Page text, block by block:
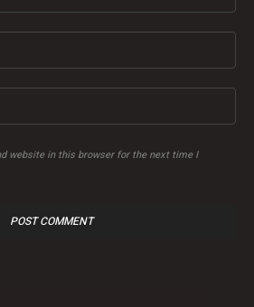
website in this browser for the next time I